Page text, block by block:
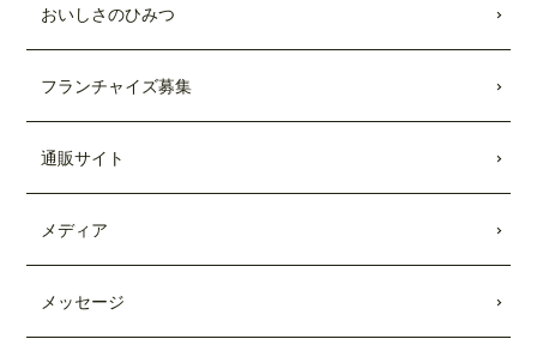
市原ユニモちはら台店がプレオープンし
ました。
2021.10.11
キッチンカー出張受付開始しました。
した。
TBSテレビ「
GGER BURGERSの「メガモンスター
おいしさのひみつ
フランチャイズ募集
通販サイト
メディア
メッセージ